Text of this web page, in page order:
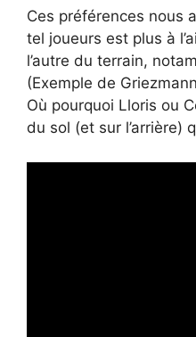
Ces préférences nous
tel joueurs est plus à
l’autre du terrain,
(Exemple de
Où pourquoi Lloris ou
du sol (et sur l’arrière)